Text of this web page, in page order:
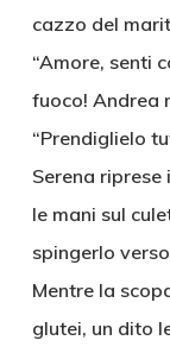
cazzo del
“Amore, senti
fuoco! Andrea
“Prendiglielo
Serena
le mani sul
spingerlo
Mentre la
glutei, un dito